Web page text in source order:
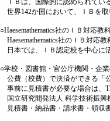
ＩＢは、国際的に認められてい
世界142か国において、ＩＢを取
○Haesemathematics社のＩＢ対応教
Haesemathematics社のＩＢ対応
日本では、ＩＢ認定校を中心に
○学校・図書館・官公庁機関・企
公費（校費）で決済ができる「
事前に見積書が必要な場合は、
国立研究開発法人 科学技術振興
見積書・納品書・請求書・領収